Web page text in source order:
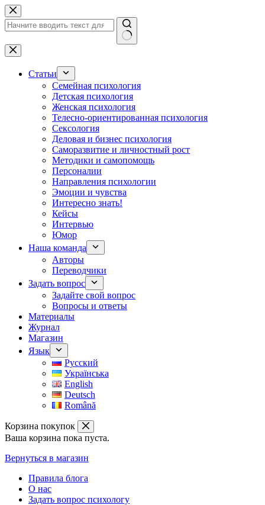
Перейти
к
сути
Ничего
не
найденоСтатьи
Семейная психология
Детская психология
Женская психология
Телесно-ориентированная психология
Сексология
Деловая и бизнес психология
Саморазвитие и личностный рост
Методики и самопомощь
Персоналии
Направления психологии
Эмоции и чувства
Интересно знать!
Кейсы
Интервью
Юмор
Наша команда
Авторы
Переводчики
Задать вопрос
Задайте свой вопрос
Вопросы и ответы
Материалы
Журнал
Магазин
Язык
Русский
Українська
English
Deutsch
Română
Корзина покупок
Ваша корзина пока пуста.
Вернуться в магазин
Правила блога
О нас
Задать вопрос психологу